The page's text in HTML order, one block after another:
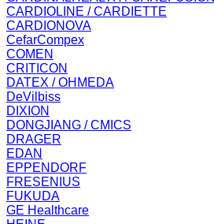
CARDIOLINE / CARDIETTE
CARDIONOVA
CefarCompex
COMEN
CRITICON
DATEX / OHMEDA
DeVilbiss
DIXION
DONGJIANG / CMICS
DRAGER
EDAN
EPPENDORF
FRESENIUS
FUKUDA
GE Healthcare